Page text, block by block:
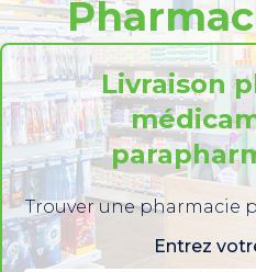
Livraison
Trouver une pharmacie
Entrez